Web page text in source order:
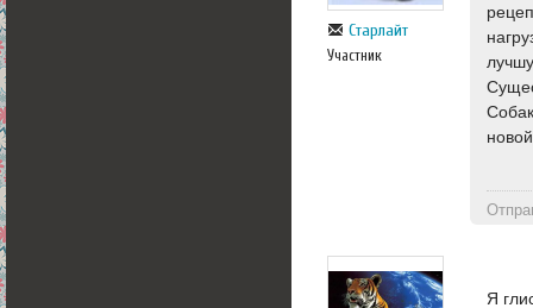
Старлайт
Участник
Я